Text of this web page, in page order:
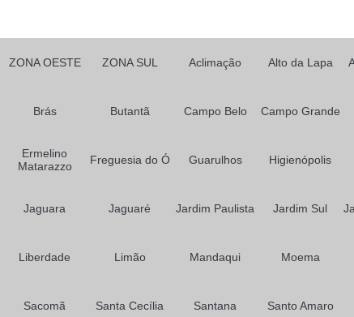
Prótese de Cabelo Masculino
Prótese para Cabelo Feminino
ZONA OESTE ZONA SUL Aclimação Alto da Lapa
Brás Butantã Campo Belo Campo Grande
Ermelino
Matarazzo
Freguesia do Ó Guarulhos Higienópolis
Jaguara Jaguaré Jardim Paulista Jardim Sul
Liberdade Limão Mandaqui Moema
Sacomã Santa Cecília Santana Santo Amaro